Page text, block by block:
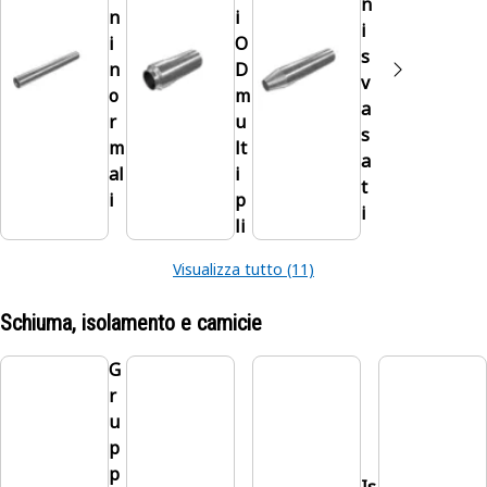
n
i
n
o
r
m
al
i
i
O
D
m
u
lt
i
p
li
i
s
v
a
s
a
t
i
Visualizza tutto (11)
Schiuma, isolamento e camicie
G
r
u
p
p